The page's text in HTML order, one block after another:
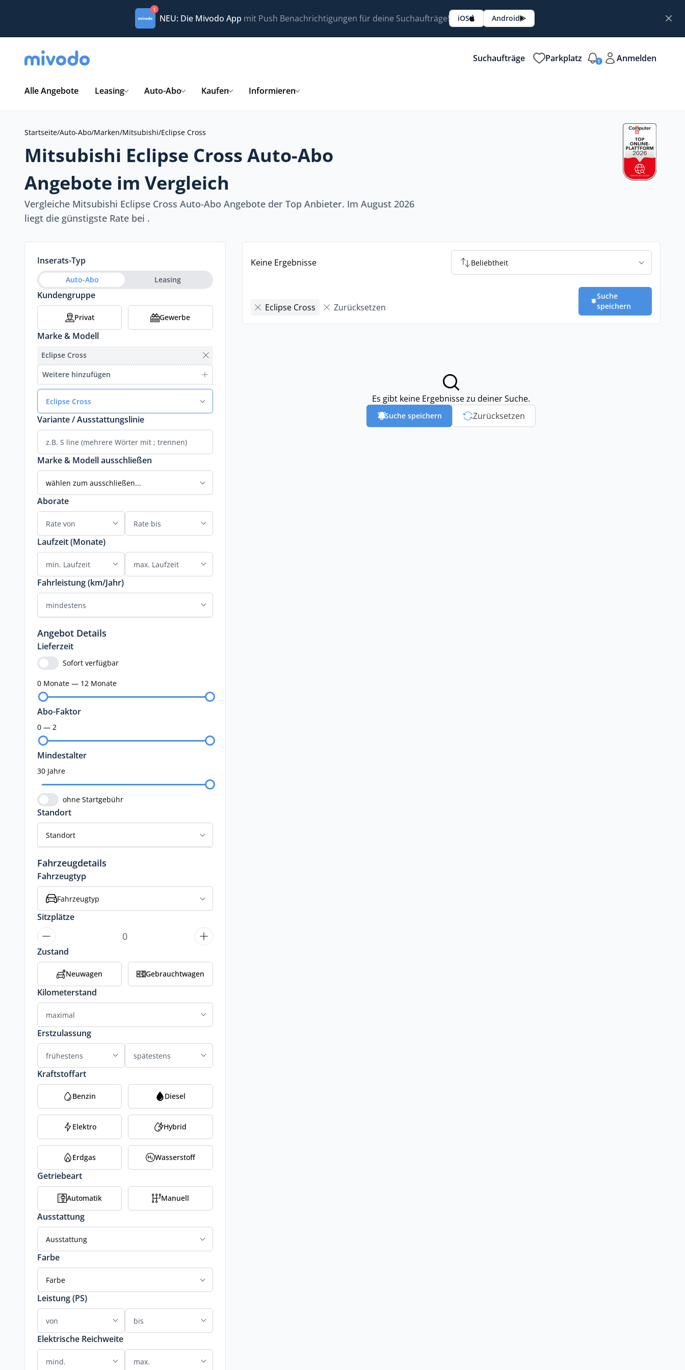
1
NEU: Die Mivodo App mit Push Benachrichtigungen für deine Suchaufträge! iOS Android
Suchaufträge Parkplatz 1 Anmelden
Alle Angebote Leasing Auto-Abo Kaufen Informieren
Startseite/Auto-Abo/Marken/Mitsubishi/Eclipse Cross
Mitsubishi Eclipse Cross Auto-Abo
Angebote im Vergleich
Vergleiche Mitsubishi Eclipse Cross Auto-Abo Angebote der Top Anbieter. Im August 2026
liegt die günstigste Rate bei .
Inserats-Typ
Auto-Abo Leasing
Kundengruppe
Privat Gewerbe
Marke & Modell
Eclipse Cross
Weitere hinzufügen
Eclipse Cross
Variante / Ausstattungslinie
Marke & Modell ausschließen
wählen zum ausschließen...
Aborate
Laufzeit (Monate)
Fahrleistung (km/Jahr)
Angebot Details
Lieferzeit
Sofort verfügbar
0 Monate — 12 Monate
Abo-Faktor
0 — 2
Mindestalter
30 Jahre
ohne Startgebühr
Standort
Standort
Fahrzeugdetails
Fahrzeugtyp
Fahrzeugtyp
Sitzplätze
Zustand
Neuwagen Gebrauchtwagen
Kilometerstand
Erstzulassung
Kraftstoffart
Benzin Diesel
Elektro Hybrid
Erdgas Wasserstoff
Getriebeart
Automatik Manuell
Ausstattung
Ausstattung
Farbe
Farbe
Leistung (PS)
Elektrische Reichweite
Keine Ergebnisse Beliebtheit
Eclipse Cross Zurücksetzen
Suche
speichern
Es gibt keine Ergebnisse zu deiner Suche.
Suche speichern Zurücksetzen